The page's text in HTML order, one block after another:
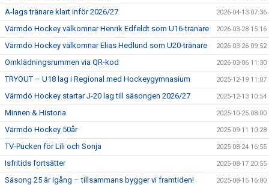
A-lags tränare klart inför 2026/27 2026-04-13 07:36
Värmdö Hockey välkomnar Henrik Edfeldt som U16-tränare 2026-03-28 15:16
Värmdö Hockey välkomnar Elias Hedlund som U20-tränare 2026-03-26 09:52
Omklädningsrummen via QR-kod 2026-03-06 11:30
TRYOUT – U18 lag i Regional med Hockeygymnasium 2025-12-19 11:07
Värmdö Hockey startar J-20 lag till säsongen 2026/27 2025-12-13 10:54
Minnen & Historia 2025-10-25 08:00
Värmdö Hockey 50år 2025-09-11 10:28
TV-Pucken för Lili och Sonja 2025-08-24 16:55
Isfritids fortsätter 2025-08-17 20:55
Säsong 25 är igång – tillsammans bygger vi framtiden! 2025-08-15 16:00